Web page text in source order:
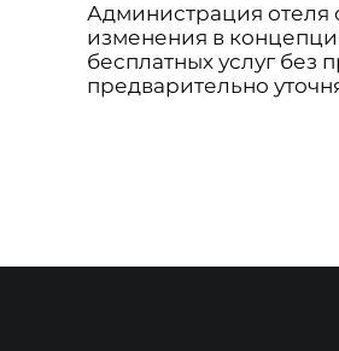
Администрация отеля
изменения в
бесплатных услуг
предварительно